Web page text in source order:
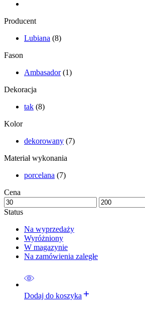
Producent
Lubiana (8)
Fason
Ambasador (1)
Dekoracja
tak (8)
Kolor
dekorowany (7)
Materiał wykonania
porcelana (7)
Cena
Status
Na wyprzedaży
Wyróżniony
W magazynie
Na zamówienia zaległe
Dodaj do koszyka